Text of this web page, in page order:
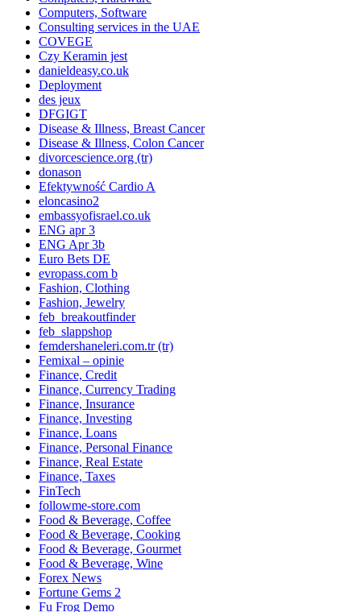
Computers, Software
Consulting services in the UAE
COVEGE
Czy Keramin jest
danieldeasy.co.uk
Deployment
des jeux
DFGIGT
Disease & Illness, Breast Cancer
Disease & Illness, Colon Cancer
divorcescience.org (tr)
donason
Efektywność Cardio A
eloncasino2
embassyofisrael.co.uk
ENG apr 3
ENG Apr 3b
Euro Bets DE
evropass.com b
Fashion, Clothing
Fashion, Jewelry
feb_breakoutfinder
feb_slappshop
femdershaneleri.com.tr (tr)
Femixal – opinie
Finance, Credit
Finance, Currency Trading
Finance, Insurance
Finance, Investing
Finance, Loans
Finance, Personal Finance
Finance, Real Estate
Finance, Taxes
FinTech
followme-store.com
Food & Beverage, Coffee
Food & Beverage, Cooking
Food & Beverage, Gourmet
Food & Beverage, Wine
Forex News
Fortune Gems 2
Fu Frog Demo